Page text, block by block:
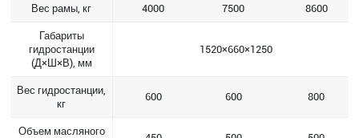
Вес рамы, кг 4000 7500 8600
Габариты
гидростанции
(Д×Ш×В), мм
1520×660×1250
Вес гидростанции,
кг
600 600 800
Объем масляного